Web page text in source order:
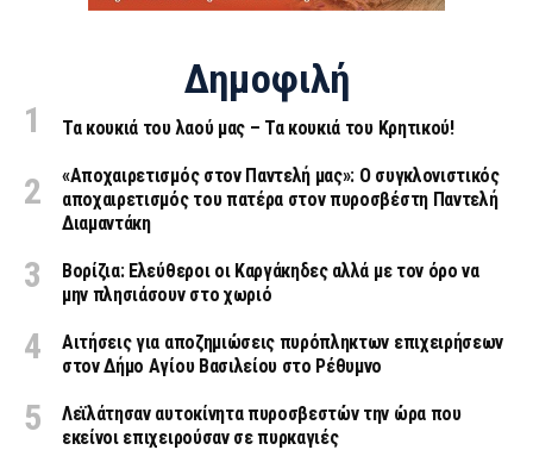
Δημοφιλή
Τα κουκιά του λαού μας – Τα κουκιά του Κρητικού!
«Aποχαιρετισμός στον Παντελή μας»: Ο συγκλονιστικός
αποχαιρετισμός του πατέρα στον πυροσβέστη Παντελή
Διαμαντάκη
Βορίζια: Ελεύθεροι οι Καργάκηδες αλλά με τον όρο να
μην πλησιάσουν στο χωριό
Αιτήσεις για αποζημιώσεις πυρόπληκτων επιχειρήσεων
στον Δήμο Αγίου Βασιλείου στο Ρέθυμνο
Λεϊλάτησαν αυτοκίνητα πυροσβεστών την ώρα που
εκείνοι επιχειρούσαν σε πυρκαγιές